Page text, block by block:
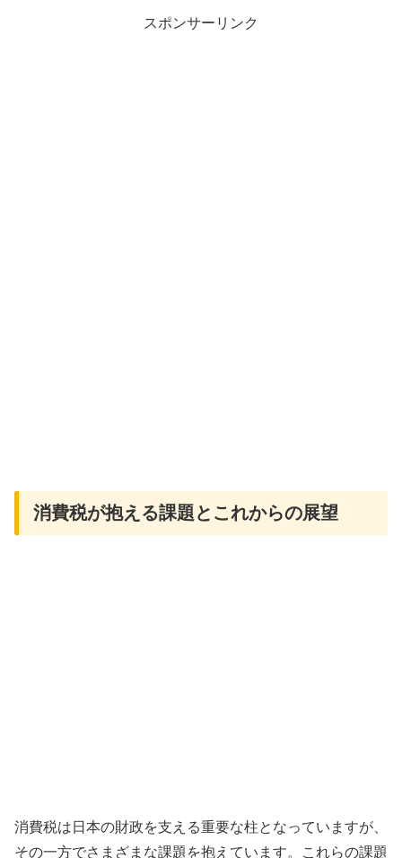
スポンサーリンク
消費税が抱える課題とこれからの展望
消費税は日本の財政を支える重要な柱となっていますが、
その一方でさまざまな課題を抱えています。これらの課題